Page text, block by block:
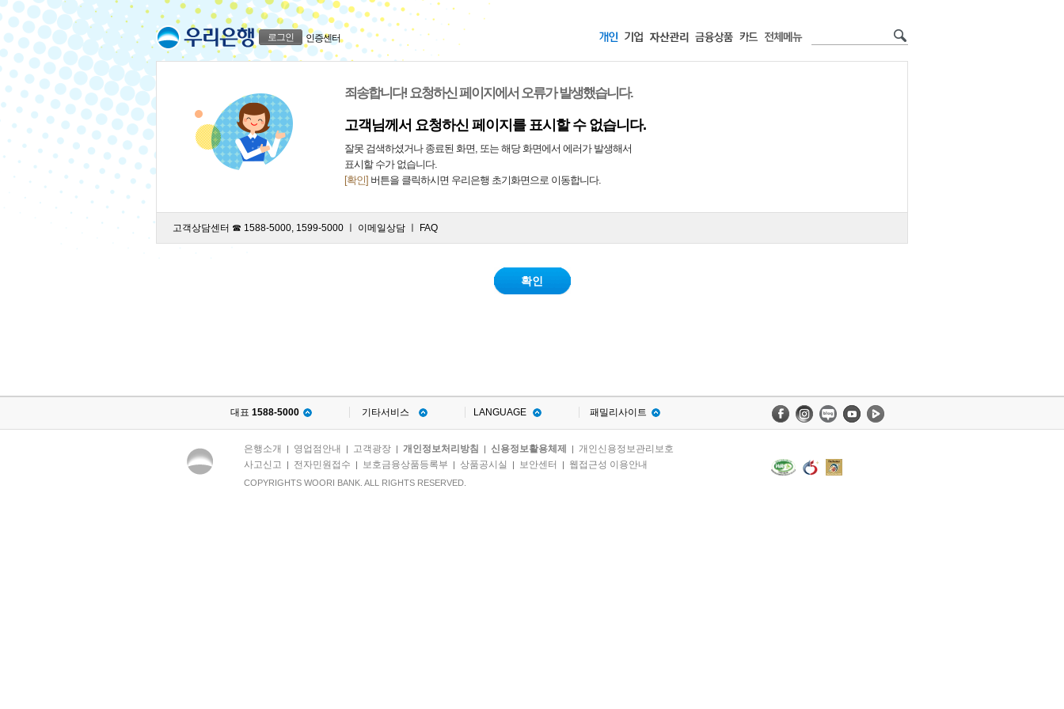
로그인 인증센터
죄송합니다! 요청하신 페이지에서 오류가 발생했습니다.
고객님께서 요청하신 페이지를 표시할 수 없습니다.
잘못 검색하셨거나 종료된 화면, 또는 해당 화면에서 에러가 발생해서
표시할 수가 없습니다.
[확인] 버튼을 클릭하시면 우리은행 초기화면으로 이동합니다.
고객상담센터 ☎ 1588-5000, 1599-5000 ㅣ 이메일상담 FAQ
확인
대표 1588-5000 기타서비스 LANGUAGE 패밀리사이트
은행소개 | 영업점안내 | 고객광장 | 개인정보처리방침 | 신용정보활용체제 | 개인신용정보관리보호
사고신고 | 전자민원접수 | 보호금융상품등록부 | 상품공시실 | 보안센터 | 웹접근성 이용안내
COPYRIGHTS WOORI BANK. ALL RIGHTS RESERVED.